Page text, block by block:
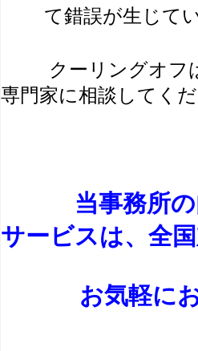
て錯誤が生じてい
クーリングオフ
専門家に相談してく
当事務所の
サービスは、全
お気軽に